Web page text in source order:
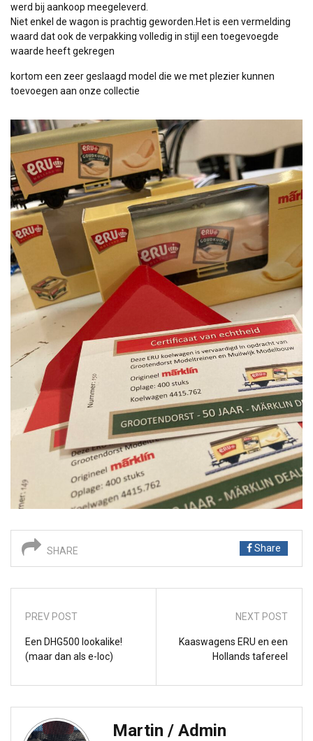
werd bij aankoop meegeleverd.
Niet enkel de wagon is prachtig geworden.Het is een vermelding
waard dat ook de verpakking volledig in stijl een toegevoegde
waarde heeft gekregen
kortom een zeer geslaagd model die we met plezier kunnen
toevoegen aan onze collectie
SHARE Share
PREV POST
Een DHG500 lookalike!
(maar dan als e-loc)
NEXT POST
Kaaswagens ERU en een
Hollands tafereel
Martin / Admin